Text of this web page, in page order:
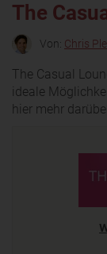
The
Von: Chris
The Casual
ideale
hier mehr